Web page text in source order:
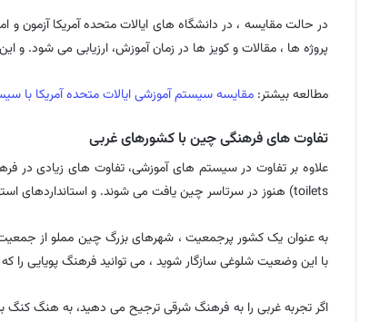
پروژه ها ، مقالات و کویز ها در زمان آموزش، ارزیابی می شود. و
مطالعه بیشتر: مقایسه سیستم آموزشی ایالات متحده آمریکا با
تفاوت های فرهنگی چین با کشورهای غربی
toilets) هنوز در سرتاسر چین یافت می شوند. و استانداردهای استفاده از صابون دست و دستمال در سرویس های بهداشتی عمومی متفاوت است.
به عنوان یک کشور پرجمعیت ، شهرهای بزرگ چین مملو از
با این وضعیت شلوغی سازگار شوید ، می توانید فرهنگ پویایی را که
اگر تجربه غربی را به فرهنگ شرقی ترجیح می دهید، به هنگ